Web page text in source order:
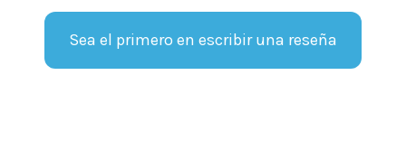
Sea el primero en escribir una reseña